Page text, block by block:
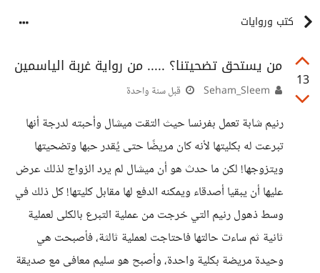
كتب وروايات
13
من يستحق تضحيتنا؟ ..... من رواية غربة الياسمين
قبل سنة واحدة
رنيم شابة تعمل بفرنسا حيث التقت ميشال وأحبته لدرجة أنها
تبرعت له بكليتها لأنه كان مريضًا حتى يُقدر حبها وتضحيتها
ويتزوجها! لكن ما حدث هو أن ميشال لم يرد الزواج لذلك عرض
عليها أن يبقيا أصدقاء ويمكنه الدفع لها مقابل كليتها! كل ذلك في
وسط ذهول رنيم التي خرجت من عملية التبرع بالكلى لعملية
ثانية ثم ساءت حالتها فاحتاجت لعملية ثالثة، فأصبحت هي
وحيدة مريضة بكلية واحدة، وأصبح هو سليم معافى مع صديقة